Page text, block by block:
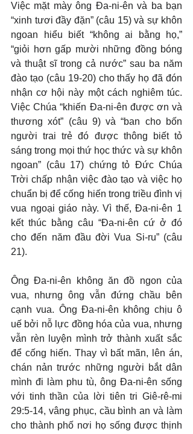
Việc mặt mày ông Đa-ni-ên và ba bạn
“xinh tươi đầy đặn” (câu 15) và sự khôn
ngoan hiểu biết “không ai bằng họ,”
“giỏi hơn gấp mười những đồng bóng
và thuật sĩ trong cả nước” sau ba năm
đào tạo (câu 19-20) cho thấy họ đã đón
nhận cơ hội này một cách nghiêm túc.
Việc Chúa “khiến Đa-ni-ên được ơn và
thương xót” (câu 9) và “ban cho bốn
người trai trẻ đó được thông biết tỏ
sáng trong mọi thứ học thức và sự khôn
ngoan” (câu 17) chứng tỏ Đức Chúa
Trời chấp nhận việc đào tạo và việc họ
chuẩn bị để cống hiến trong triều đình vị
vua ngoại giáo này. Vì thế, Đa-ni-ên 1
kết thúc bằng câu “Đa-ni-ên cứ ở đó
cho đến năm đầu đời Vua Si-ru” (câu
21).
Ông Đa-ni-ên không ăn đồ ngon của
vua, nhưng ông vẫn đứng chầu bên
cạnh vua. Ông Đa-ni-ên không chịu ô
uế bởi nỗ lực đồng hóa của vua, nhưng
vẫn rèn luyện mình trở thành xuất sắc
để cống hiến. Thay vì bất mãn, lên án,
chán nản trước những người bắt dân
mình đi làm phu tù, ông Đa-ni-ên sống
với tinh thần của lời tiên tri Giê-rê-mi
29:5-14, vâng phục, cầu bình an và làm
cho thành phố nơi họ sống được thịnh